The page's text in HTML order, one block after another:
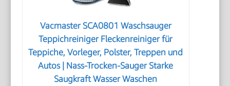
Vacmaster SCA0801 Waschsauger
Teppichreiniger Fleckenreiniger für
Teppiche, Vorleger, Polster, Treppen und
Autos | Nass-Trocken-Sauger Starke
Saugkraft Wasser Waschen